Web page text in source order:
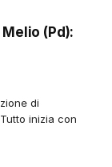
(Pd):
di
inizia con